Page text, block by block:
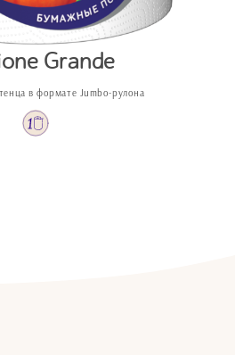
Grande
в формате Jumbo‑рулона